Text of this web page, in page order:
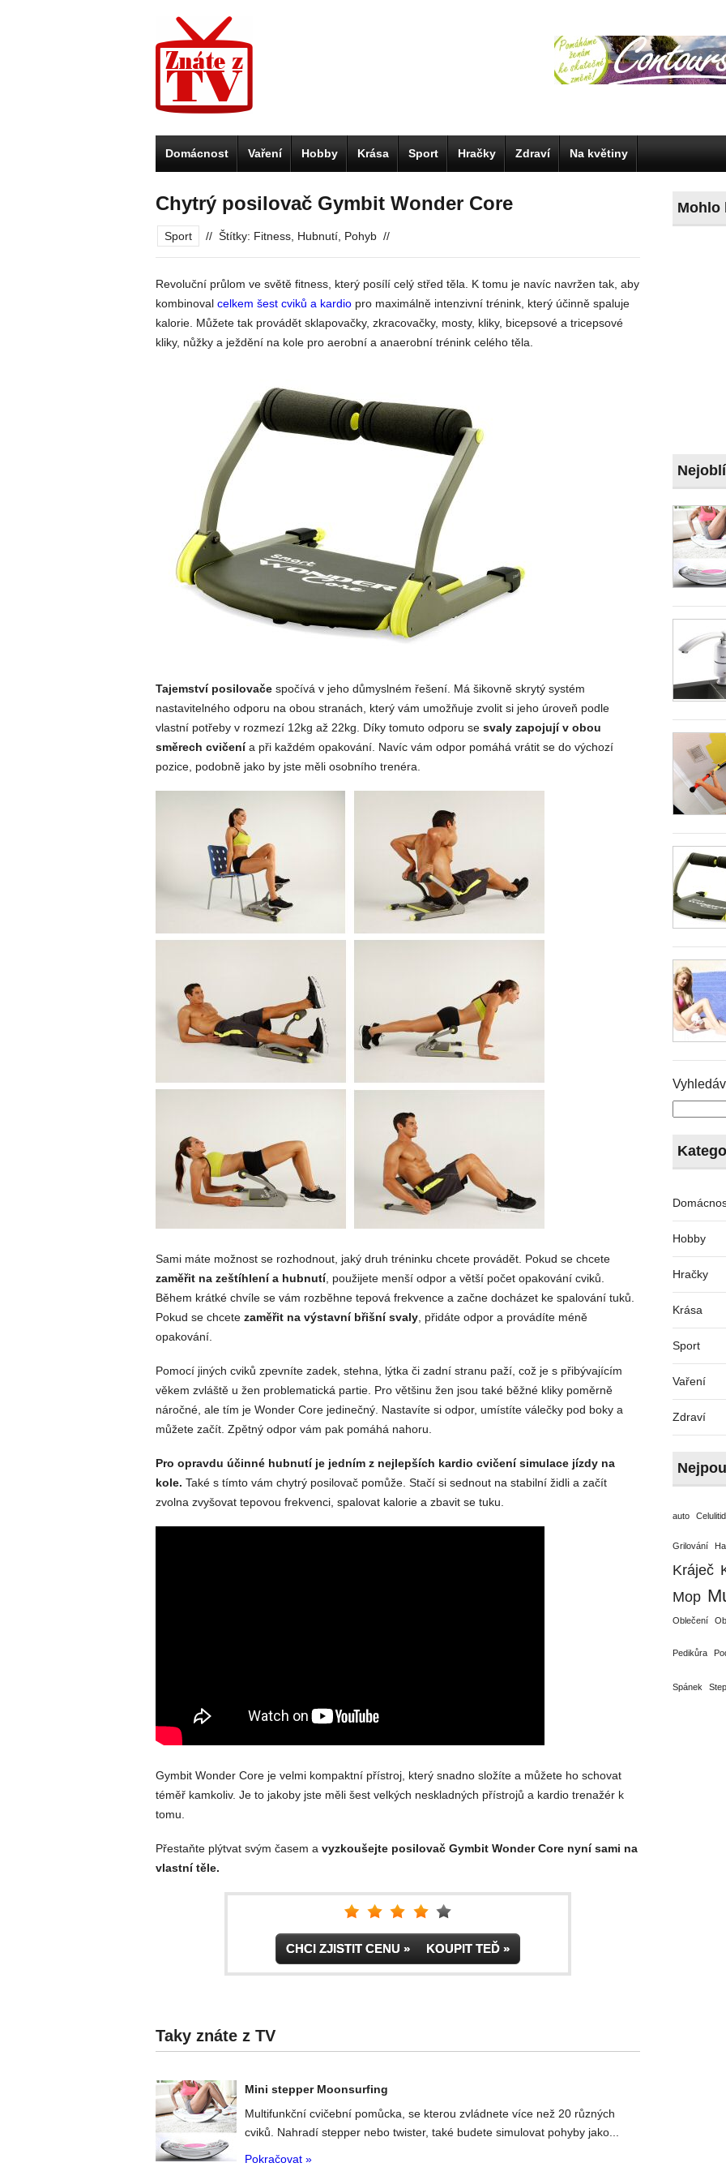
Domácnost Vaření Hobby Krása Sport Hračky Zdraví Na květiny
Chytrý posilovač Gymbit Wonder Core
Sport // Štítky: Fitness Hubnutí Pohyb //
Revoluční průlom ve světě fitness, který posílí celý střed těla. K tomu je navíc navržen tak, aby
kombinoval celkem šest cviků a kardio pro maximálně intenzivní trénink, který účinně spaluje
kalorie. Můžete tak provádět sklapovačky, zkracovačky, mosty, kliky, bicepsové a tricepsové
kliky, nůžky a ježdění na kole pro aerobní a anaerobní trénink celého těla.
Tajemství posilovače spočívá v jeho důmyslném řešení. Má šikovně skrytý systém
nastavitelného odporu na obou stranách, který vám umožňuje zvolit si jeho úroveň podle
vlastní potřeby v rozmezí 12kg až 22kg. Díky tomuto odporu se svaly zapojují v obou
směrech cvičenía při každém opakování. Navíc vám odpor pomáhá vrátit se do výchozí
pozice, podobně jako by jste měli osobního trenéra.
Sami máte možnost se rozhodnout, jaký druh tréninku chcete provádět. Pokud se chcete
zaměřit na zeštíhlení a hubnutí, použijete menší odpor a větší počet opakování cviků.
Během krátké chvíle se vám rozběhne tepová frekvence a začne docházet ke spalování tuků.
Pokud se chcete zaměřit na výstavní břišní svaly , přidáte odpor a provádíte méně
opakování.
Pomocí jiných cviků zpevníte zadek, stehna, lýtka či zadní stranu paží, což je s přibývajícím
věkem zvláště u žen problematická partie. Pro většinu žen jsou také běžné kliky poměrně
náročné, ale tím je Wonder Core jedinečný. Nastavíte si odpor, umístíte válečky pod boky a
můžete začít. Zpětný odpor vám pak pomáhá nahoru.
Pro opravdu účinné hubnutí je jedním z nejlepších kardio cvičení simulace jízdy na
kole. Také s tímto vám chytrý posilovač pomůže. Stačí si sednout na stabilní židli a začít
zvolna zvyšovat tepovou frekvenci, spalovat kalorie a zbavit se tuku.
Gymbit Wonder Core je velmi kompaktní přístroj, který snadno složíte a můžete ho schovat
téměř kamkoliv. Je to jakoby jste měli šest velkých neskladných přístrojů a kardio trenažér k
tomu.
Přestaňte plýtvat svým časem a vyzkoušejte posilovač Gymbit Wonder Core nyní sami na
vlastní těle.
CHCI ZJISTIT CENU » KOUPIT TEĎ »
Taky znáte z TV
Mini stepper Moonsurfing
Multifunkční cvičební pomůcka, se kterou zvládnete více než 20 různých
cviků. Nahradí stepper nebo twister, také budete simulovat pohyby jako...
Pokračovat »
Mohlo
Hobby
Hračky
Krása
Sport
Vaření
Zdraví
auto
Grilování
Kráječ
Mop
Oblečení
Pedikůra
Spánek